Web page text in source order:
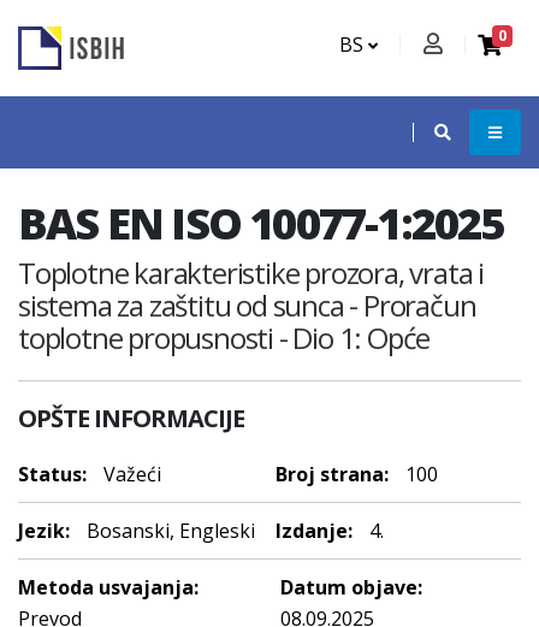
BS 0
BAS EN ISO 10077-1:2025
Toplotne karakteristike prozora, vrata i
sistema za zaštitu od sunca - Proračun
toplotne propusnosti - Dio 1: Opće
OPŠTE INFORMACIJE
Status: Važeći Broj strana: 100
Jezik: Bosanski, Engleski Izdanje: 4.
Metoda usvajanja:
Prevod
Datum objave:
08.09.2025